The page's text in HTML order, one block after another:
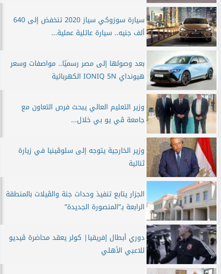
سيارة سوزوكي سياز 2020 تنخفض إلى 640
ألف جنيه.. سيارة عائلية عملية...
بعد وصولها إلى مصر رسميًا.. مواصفات وسعر
هيونداي IONIQ 5N الكهربائية
وزير التعليم العالي يبحث فرص التعاون مع
جامعة ڤي يو بي خلال...
وزير الخارجية يتوجه إلى سلوڤينيا في زيارة
ثنائية
الجزار يتابع تنفيذ وحدات جنة والڤيلات بالمنطقة
الرابعة بـ”المنصورة الجديدة”
دوري أبطال إفريقيا| كولر يعقد محاضرة ڤيديو
للاعبي الأهلي